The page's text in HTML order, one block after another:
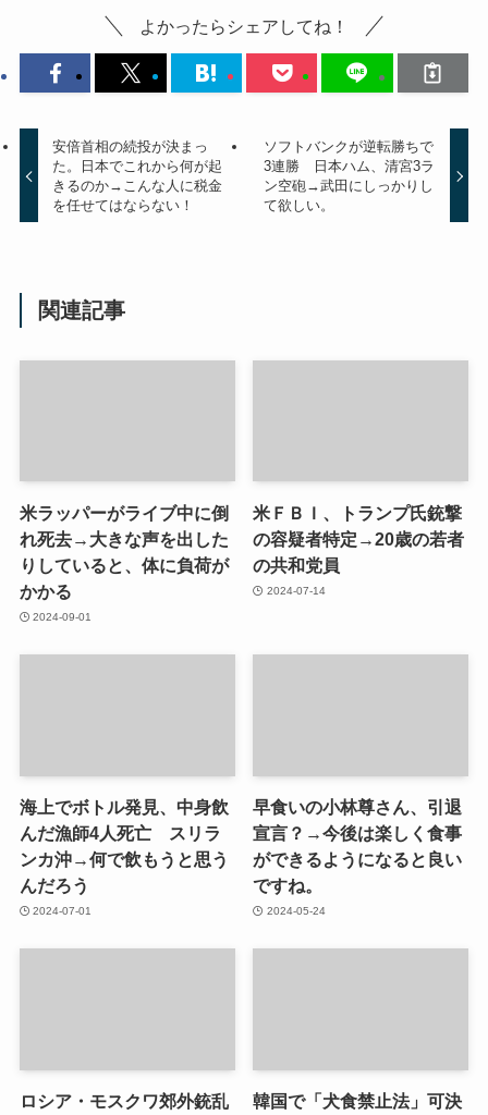
よかったらシェアしてね！
安倍首相の続投が決まっ
た。日本でこれから何が起
きるのか→こんな人に税金
を任せてはならない！
ソフトバンクが逆転勝ちで
3連勝 日本ハム、清宮3ラ
ン空砲→武田にしっかりし
て欲しい。
関連記事
米ラッパーがライブ中に倒
れ死去→大きな声を出した
りしていると、体に負荷が
かかる
2024-09-01
米ＦＢＩ、トランプ氏銃撃
の容疑者特定→20歳の若者
の共和党員
2024-07-14
海上でボトル発見、中身飲
んだ漁師4人死亡 スリラ
ンカ沖→何で飲もうと思う
んだろう
2024-07-01
早食いの小林尊さん、引退
宣言？→今後は楽しく食事
ができるようになると良い
ですね。
2024-05-24
ロシア・モスクワ郊外銃乱
韓国で「犬食禁止法」可決